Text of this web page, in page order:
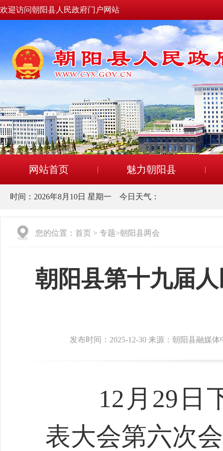
欢迎访问朝阳县人民政府门户网站
网站首页 魅力朝阳县
时间： 2026年8月10日 星期一 今日天气：
您的位置： 首页 > 专题>朝阳县两会
朝阳县第十九届
发布时间：2025-12-30 来源：朝阳县融媒体
12月29日下
表大会第六次